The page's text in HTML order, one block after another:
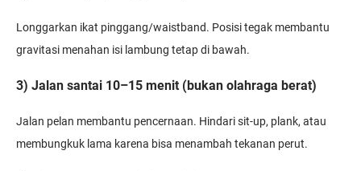
Longgarkan ikat pinggang/waistband. Posisi tegak membantu
gravitasi menahan isi lambung tetap di bawah.
3) Jalan santai 10–15 menit (bukan olahraga berat)
Jalan pelan membantu pencernaan. Hindari sit-up, plank, atau
membungkuk lama karena bisa menambah tekanan perut.